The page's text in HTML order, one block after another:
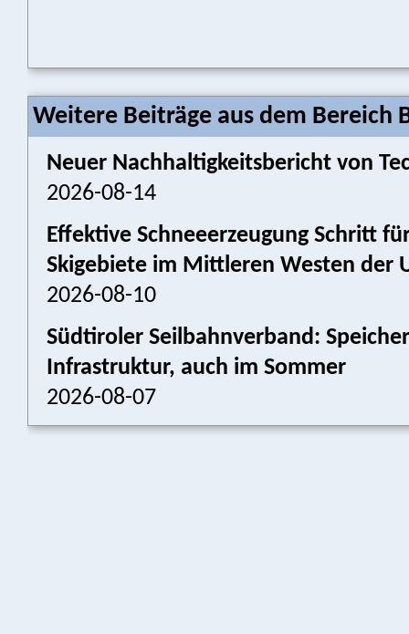
Weitere Beiträge aus dem Bereich
Neuer Nachhaltigkeitsbericht von
2026-08-14
Effektive Schneeerzeugung Schritt
Skigebiete im Mittleren Westen der
2026-08-10
Südtiroler Seilbahnverband:
Infrastruktur, auch im Sommer
2026-08-07